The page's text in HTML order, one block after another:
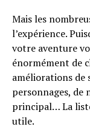
Mais les
l’expérience.
votre aventure
énormément de
améliorations de
personnages, de
principal… La
utile.